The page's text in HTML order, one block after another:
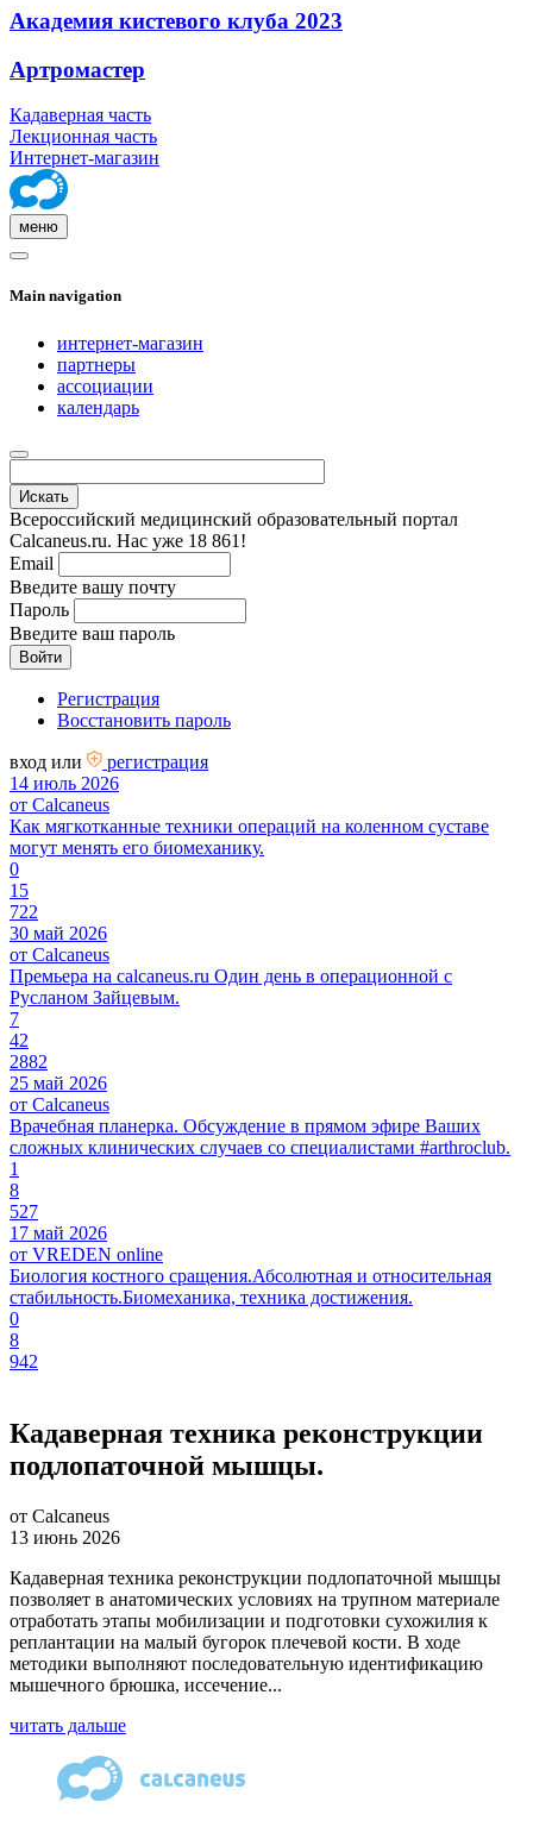
Академия кистевого клуба 2023
Артромастер
Кадаверная часть
Лекционная часть
Интернет-магазин
меню
Main navigation
интернет-магазин
партнеры
ассоциации
календарь
Всероссийский медицинский образовательный портал
Calcaneus.ru. Нас уже 18 861!
Email
Введите вашу почту
Пароль
Введите ваш пароль
Регистрация
Восстановить пароль
вход или
регистрация
14 июль 2026
от Calcaneus
Как мягкотканные техники операций на коленном суставе
могут менять его биомеханику.
0
15
722
30 май 2026
от Calcaneus
Премьера на calcaneus.ru Один день в операционной с
Русланом Зайцевым.
7
42
2882
25 май 2026
от Calcaneus
Врачебная планерка. Обсуждение в прямом эфире Ваших
сложных клинических случаев со специалистами #arthroclub.
1
8
527
17 май 2026
от VREDEN online
Биология костного сращения.Абсолютная и относительная
стабильность.Биомеханика, техника достижения.
0
8
942
Кадаверная техника реконструкции
подлопаточной мышцы.
от Calcaneus
13 июнь 2026
Кадаверная техника реконструкции подлопаточной мышцы
позволяет в анатомических условиях на трупном материале
отработать этапы мобилизации и подготовки сухожилия к
реплантации на малый бугорок плечевой кости. В ходе
методики выполняют последовательную идентификацию
мышечного брюшка, иссечение...
читать дальше